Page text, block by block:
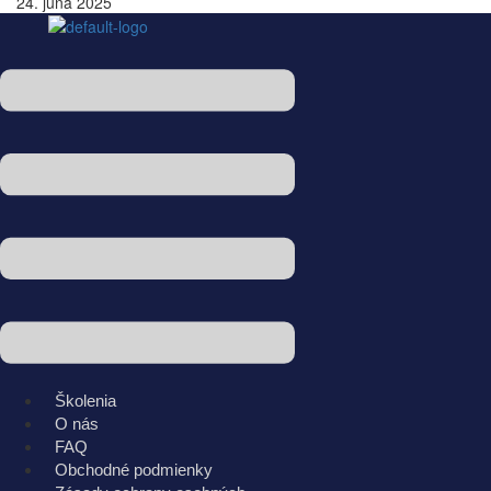
Školenia
O nás
FAQ
Obchodné podmienky